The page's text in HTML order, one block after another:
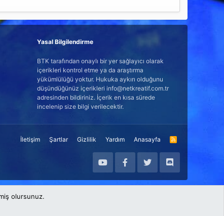
Yasal Bilgilendirme
BTK tarafından onaylı bir yer sağlayıcı olarak
içerikleri kontrol etme ya da araştırma
yükümlülüğü yoktur. Hukuka aykırı olduğunu
düşündüğünüz içerikleri info@netkreatif.com.tr
adresinden bildiriniz. İçerik en kısa sürede
incelenip size bilgi verilecektir.
İletişim Şartlar Gizlilik Yardım Anasayfa
R
S
olursunuz.